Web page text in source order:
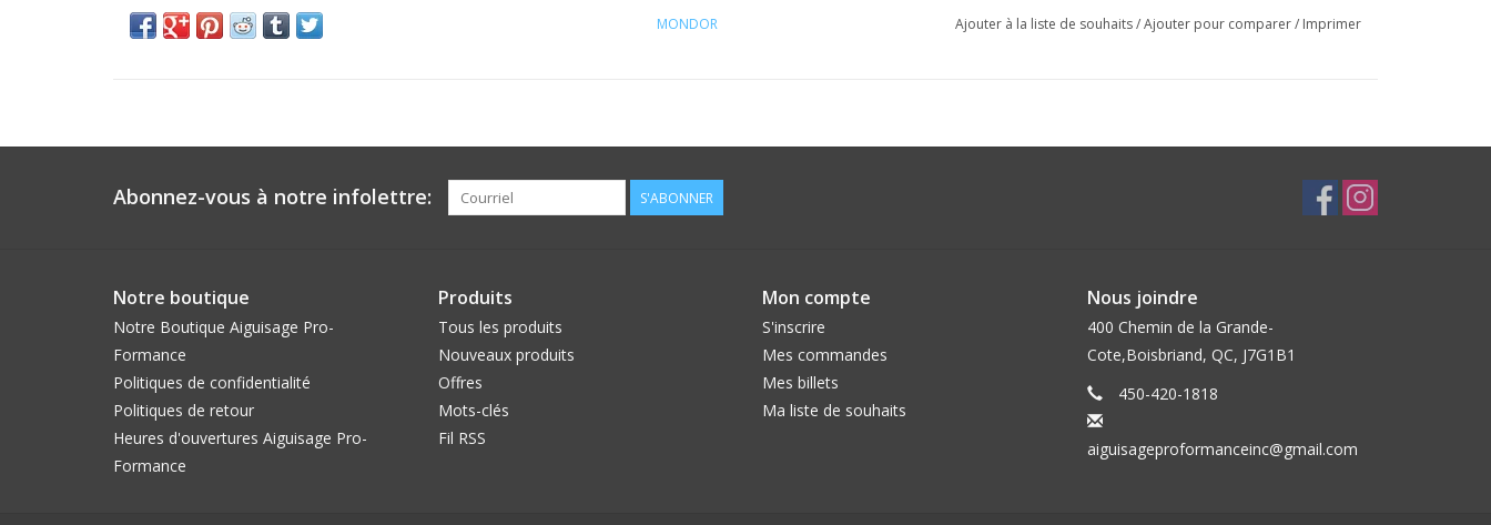
MONDOR Ajouter à la liste de souhaits/Ajouter pour comparer/ Imprimer
Abonnez-vous à notre infolettre: S'ABONNER
Notre boutique
Notre Boutique Aiguisage Pro-
Formance
Politiques de confidentialité
Politiques de retour
Heures d'ouvertures Aiguisage Pro-
Formance
Produits
Tous les produits
Nouveaux produits
Offres
Mots-clés
Fil RSS
Mon compte
S'inscrire
Mes commandes
Mes billets
Ma liste de souhaits
Nous joindre
400 Chemin de la Grande-
Cote,Boisbriand, QC, J7G1B1
450-420-1818
aiguisageproformanceinc@gmail.com